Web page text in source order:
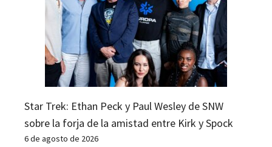
Star Trek: Ethan Peck y Paul Wesley de SNW
sobre la forja de la amistad entre Kirk y Spock
6 de agosto de 2026